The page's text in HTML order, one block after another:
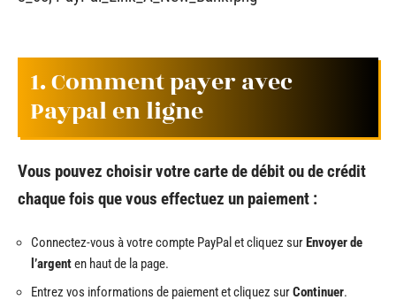
1. Comment payer avec
Paypal en ligne
Vous pouvez choisir votre carte de débit ou de crédit
chaque fois que vous effectuez un paiement :
Connectez-vous à votre compte PayPal et cliquez surEnvoyer de
l’argenten haut de la page.
Entrez vos informations de paiement et cliquez surContinuer.